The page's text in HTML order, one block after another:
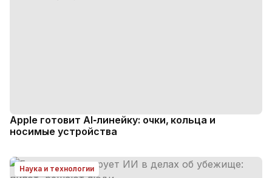
Apple готовит AI‑линейку: очки, кольца и
носимые устройства
Наука и технологии